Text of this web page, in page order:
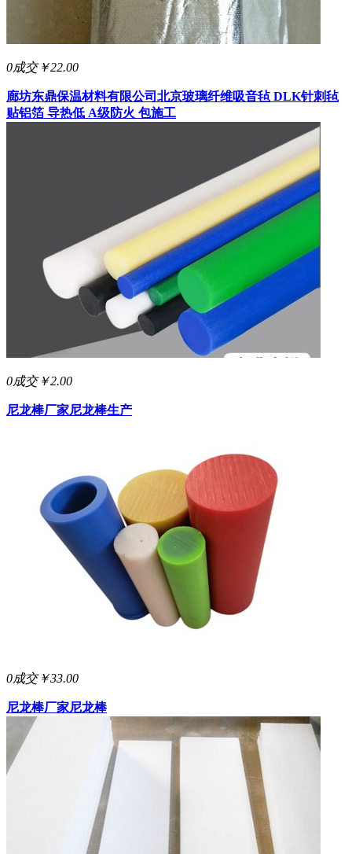
0成交￥22.00
廊坊东鼎保温材料有限公司 北京玻璃纤维吸音毡 DLK针刺毡
贴铝箔 导热低 A级防火 包施工
0成交￥2.00
尼龙棒厂家尼龙棒生产
0成交￥33.00
尼龙棒厂家尼龙棒